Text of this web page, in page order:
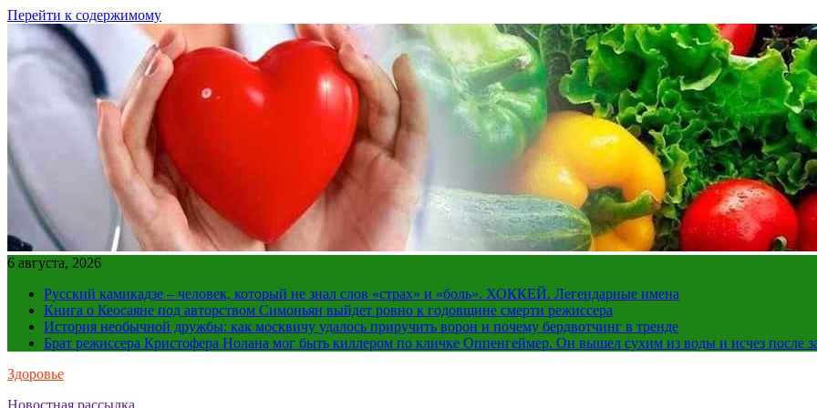
Перейти к содержимому
6 августа, 2026
Русский камикадзе – человек, который не знал слов «страх» и «боль». ХОККЕЙ. Легендарные имена
Книга о Кеосаяне под авторством Симоньян выйдет ровно к годовщине смерти режиссера
История необычной дружбы: как москвичу удалось приручить ворон и почему бердвотчинг в тренде
Брат режиссера Кристофера Нолана мог быть киллером по кличке Оппенгеймер. Он вышел сухим из воды и исчез после
Здоровье
Новостная рассылка